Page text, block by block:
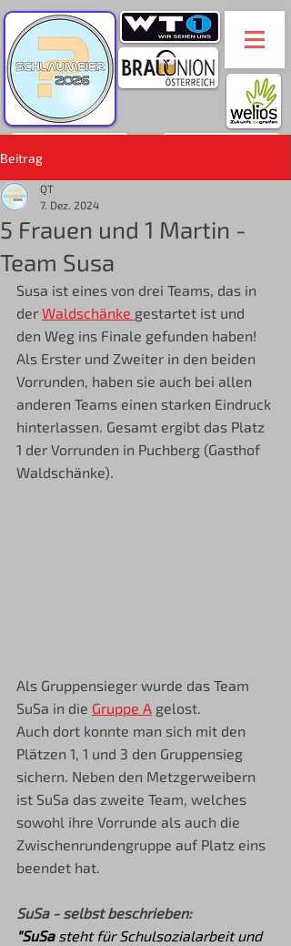
Beitrag
5 Frauen und 1 Martin -
Team Susa
QT
7. Dez. 2024
Susa ist eines von drei Teams, das in
der Waldschänke gestartet ist und
den Weg ins Finale gefunden haben!
Als Erster und Zweiter in den beiden
Vorrunden, haben sie auch bei allen
anderen Teams einen starken Eindruck
hinterlassen. Gesamt ergibt das Platz
1 der Vorrunden in Puchberg (Gasthof
Waldschänke).
Als Gruppensieger wurde das Team
SuSa in die Gruppe A gelost.
Auch dort konnte man sich mit den
Plätzen 1, 1 und 3 den Gruppensieg
sichern. Neben den Metzgerweibern
ist SuSa das zweite Team, welches
sowohl ihre Vorrunde als auch die
Zwischenrundengruppe auf Platz eins
beendet hat.
SuSa - selbst beschrieben:
"SuSa steht für Schulsozialarbeit und